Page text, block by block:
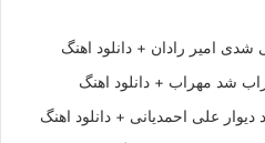
امیر رادان + دانلود اهنگ
شد مهراب + دانلود اهنگ
علی احمدیانی + دانلود اهنگ